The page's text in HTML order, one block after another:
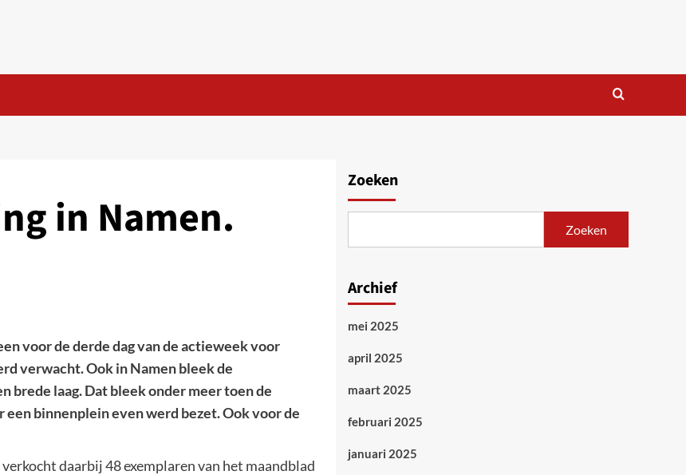
in Namen.
voor de derde dag van de actieweek voor
verwacht. Ook in Namen bleek de
brede laag. Dat bleek onder meer toen de
binnenplein even werd bezet. Ook voor de
daarbij 48 exemplaren van het maandblad
Zoeken
Zoeken
Archief
mei 2025
april 2025
maart 2025
februari 2025
januari 2025